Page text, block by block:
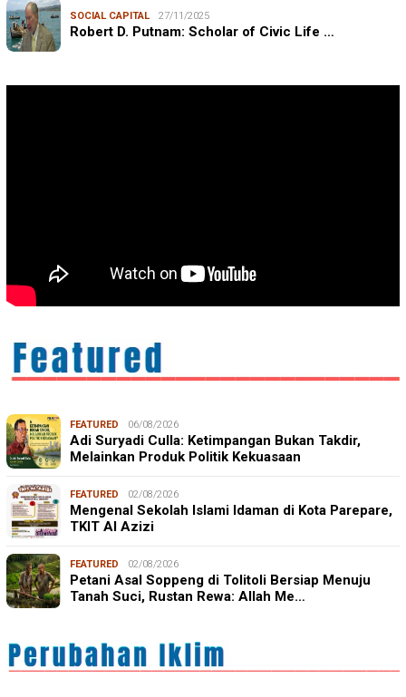
SOCIAL CAPITAL 27/11/2025
Robert D. Putnam: Scholar of Civic Life …
FEATURED 06/08/2026
Adi Suryadi Culla: Ketimpangan Bukan Takdir,
Melainkan Produk Politik Kekuasaan
FEATURED 02/08/2026
Mengenal Sekolah Islami Idaman di Kota Parepare,
TKIT Al Azizi
FEATURED 02/08/2026
Petani Asal Soppeng di Tolitoli Bersiap Menuju
Tanah Suci, Rustan Rewa: Allah Me…